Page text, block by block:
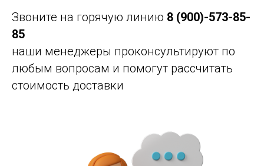
Звоните на горячую линию 8 (900)-573-85-
85
наши менеджеры проконсультируют по
любым вопросам и помогут рассчитать
стоимость доставки